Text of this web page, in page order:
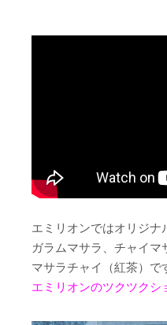
エミリオンではオリジナ
ガラムマサラ、チャイマ
マサラチャイ（紅茶）で
エミリオンのツクツクシ